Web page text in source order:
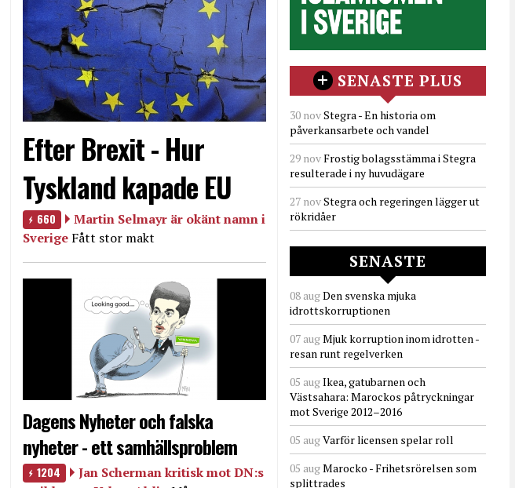
Efter Brexit - Hur
Tyskland kapade EU
660
Martin Selmayr är okänt namn i
Sverige Fått stor makt
Dagens Nyheter och falska
nyheter - ett samhällsproblem
1204
Jan Scherman kritisk mot DN:s
SENASTE PLUS
30 novStegra - En historia om
påverkansarbete och vandel
29 novFrostig bolagsstämma i Stegra
resulterade i ny huvudägare
27 novStegra och regeringen lägger ut
rökridåer
SENASTE
08 augDen svenska mjuka
idrottskorruptionen
07 augMjuk korruption inom idrotten -
resan runt regelverken
05 augIkea, gatubarnen och
Västsahara: Marockos påtryckningar
mot Sverige 2012–2016
05 augVarför licensen spelar roll
05 augMarocko - Frihetsrörelsen som
splittrades